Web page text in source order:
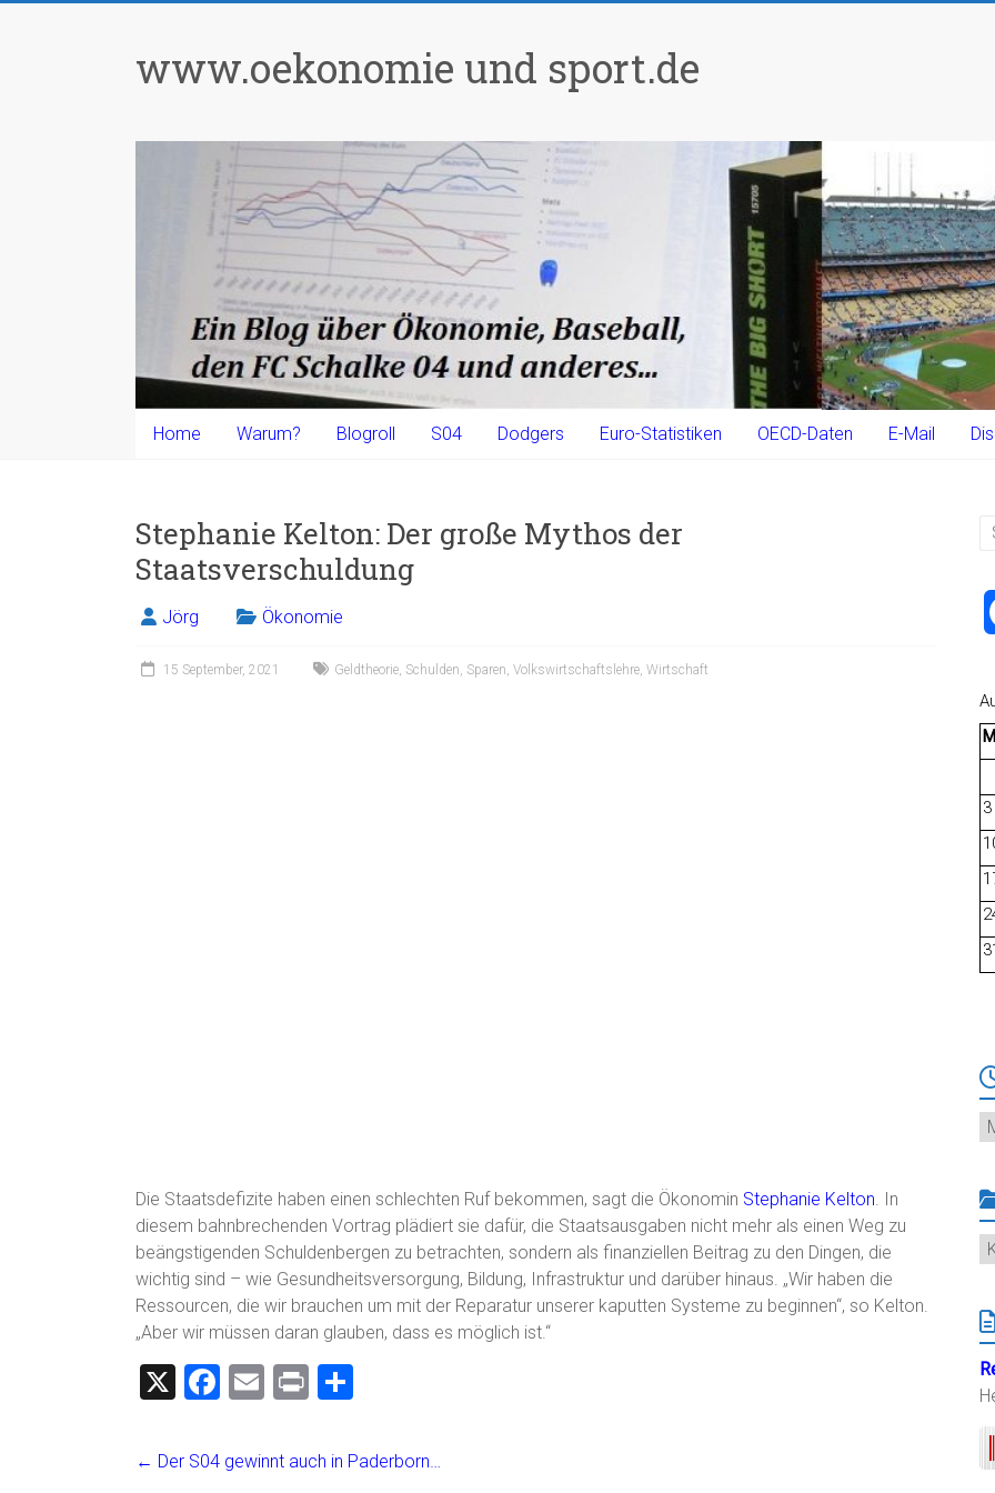
www.oekonomie und sport.de
Home Warum? Blogroll S04 Dodgers Euro-Statistiken OECD-Daten E-Mail
Stephanie Kelton: Der große Mythos der
Staatsverschuldung
Jörg Ökonomie
15 September, 2021 Geldtheorie Schulden Sparen Volkswirtschaftslehre Wirtschaft
‎Die Staatsdefizite haben einen schlechten Ruf bekommen, sagt die Ökonomin Stephanie Kelton . In
diesem bahnbrechenden Vortrag plädiert sie dafür, die Staatsausgaben nicht mehr als einen Weg zu
beängstigenden Schuldenbergen zu betrachten, sondern als finanziellen Beitrag zu den Dingen, die
wichtig sind – wie Gesundheitsversorgung, Bildung, Infrastruktur und darüber hinaus. „Wir haben die
Ressourcen, die wir brauchen um mit der Reparatur unserer kaputten Systeme zu beginnen“, so Kelton.
„Aber wir müssen daran glauben, dass es möglich ist.“‎
X
F
ce
E
ai
Pr
t
e
← Der S04 gewinnt auch in Paderborn…
M
3